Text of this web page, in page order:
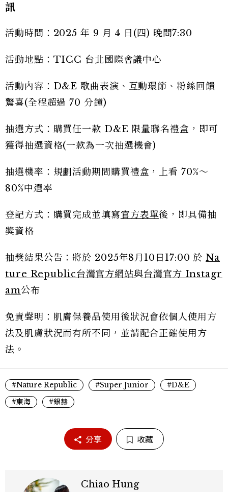
訊
活動時間：2025 年 9 月 4 日(四) 晚間7:30
活動地點：TICC 台北國際會議中心
活動內容：D&E 歌曲表演、互動環節、粉絲回饋
驚喜(全程超過 70 分鐘)
抽選方式：購買任一款 D&E 限量聯名禮盒，即可
獲得抽選資格(一款為一次抽選機會)
抽選機率：規劃活動期間購買禮盒，上看 70%～
80%中選率
登記方式：購買完成並填寫官方表單後，即具備抽
獎資格
抽獎結果公告：將於 2025年8月10日17:00 於Na
ture Republic台灣官方網站與台灣官方 Instagr
am公布
免責聲明：肌膚保養品使用後狀況會依個人使用方
法及肌膚狀況而有所不同，並請配合正確使用方
法。
#Nature Republic #Super Junior
#D&E
#東海
#銀赫
分享 收藏
Chiao Hung